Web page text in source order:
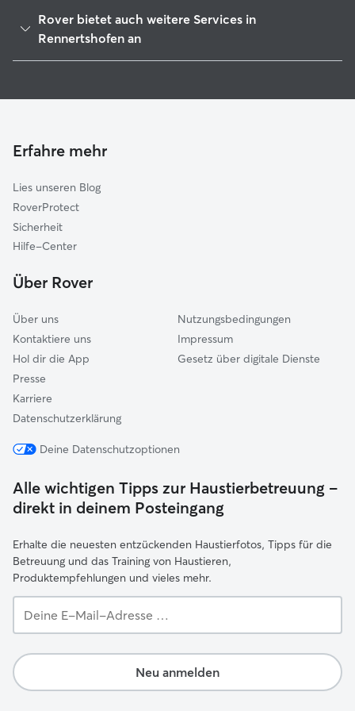
Neuburg an der Donau
Monheim
Königsmoos
Oberndorf am Lech
Rover bietet auch weitere Services in
Rennertshofen an
Gassi-Service in Rennertshofen
Erfahre mehr
Lies unseren Blog
RoverProtect
Sicherheit
Hilfe-Center
Über Rover
Über uns
Kontaktiere uns
Hol dir die App
Presse
Karriere
Datenschutzerklärung
Nutzungsbedingungen
Impressum
Gesetz über digitale Dienste
Deine Datenschutzoptionen
Alle wichtigen Tipps zur Haustierbetreuung –
direkt in deinem Posteingang
Erhalte die neuesten entzückenden Haustierfotos, Tipps für die
Betreuung und das Training von Haustieren,
Produktempfehlungen und vieles mehr.
E-
Adresse …
Neu anmelden